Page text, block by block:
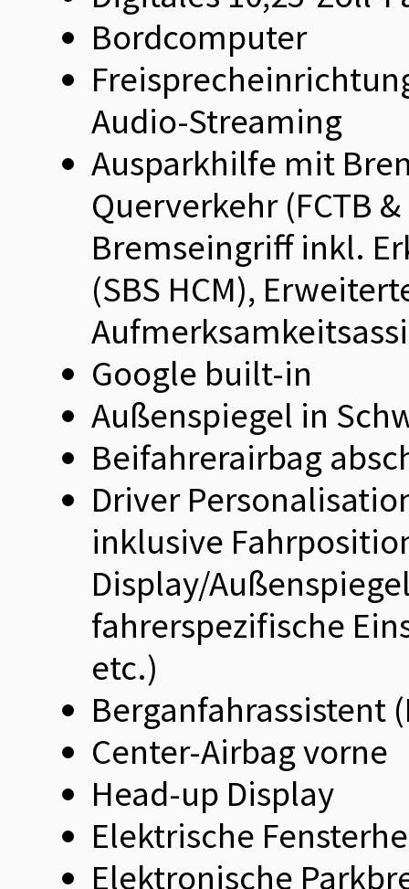
Bordcomputer
Audio-Streaming
Ausparkhilfe mit
Querverkehr (FCTB
Bremseingriff inkl.
(SBS HCM),
Google built-in
Außenspiegel in
Beifahrerairbag
Driver
inklusive
Display/
fahrerspezifische
etc.)
Berganfahrassistent
Center-Airbag vorne
Head-up Display
Elektrische
Elektronische